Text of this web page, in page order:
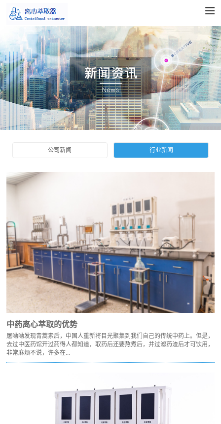
公司新闻 行业新闻
中药离心萃取的优势
屠呦呦发现青蒿素后，中国人重新将目光聚集到我们自己的传统中药上。但是，
去过中医药馆开过药得人都知道，取药后还要熬煮后，并过滤药渣后才可饮用，
非常麻烦不说，许多在...